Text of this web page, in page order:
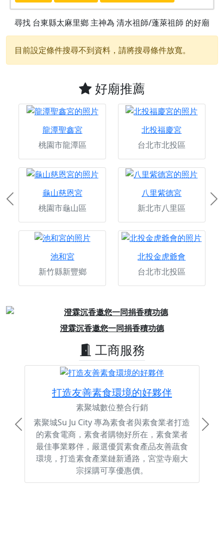
尋找 台東縣太麻里鄉 主神為 清水祖師/蓬萊祖師 的好廟
目前設定條件搜尋不到資料，請將搜尋條件放寬。
好廟推薦
龍潭聖鑫宮
桃園市龍潭區
北投福慶宮
台北市北投區
龜山慈恩宮
桃園市龜山區
八里紫德宮
新北市八里區
池和宮
新竹縣新豐鄉
北投金虎爺會
台北市北投區
Previous
澄霖沉香邀您一同捐香積功德
工商服務
打造友善素食環境的好夥伴
素聚城數位整合行銷
素聚城Su Ju City 專為素食者與素食業者打造
的素食電商，素食者購物好所在，素食業者
最佳事業夥伴，嚴選優質素食產品友善蔬食
環境，打造素食產業鏈新通路，宮堂寺廟大
宗採購可享優惠價。
Previous Next